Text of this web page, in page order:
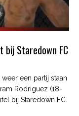
Staredown FC
een partij staan
Rodriguez (18-
bij Staredown FC.